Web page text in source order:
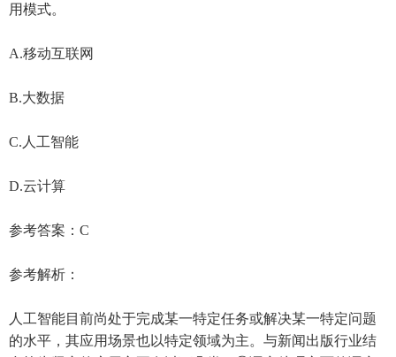
用模式。
A.移动互联网
B.大数据
C.人工智能
D.云计算
参考答案：C
参考解析：
人工智能目前尚处于完成某一特定任务或解决某一特定问题
的水平，其应用场景也以特定领域为主。与新闻出版行业结